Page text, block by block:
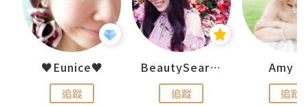
♥Eunice♥
追蹤
BeautySearch
追蹤
Amy
追蹤